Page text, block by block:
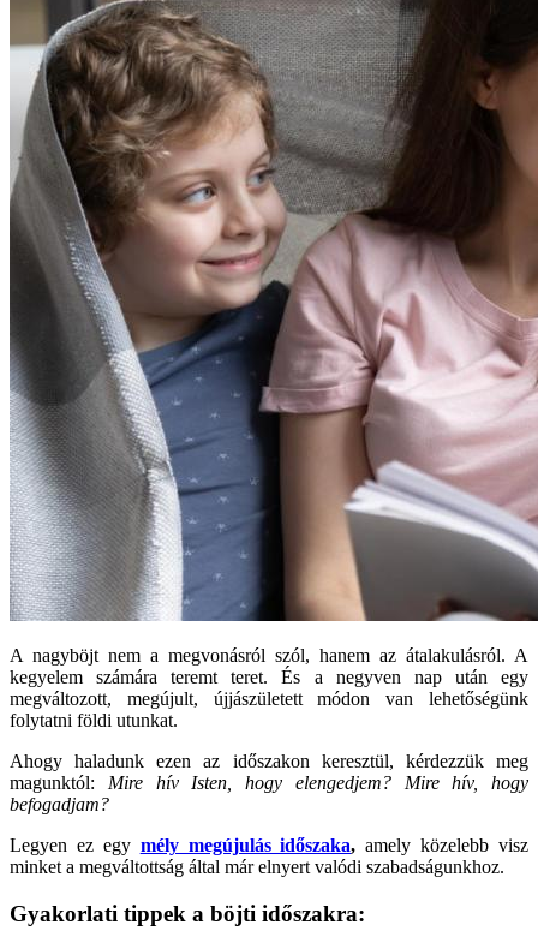
A nagyböjt nem a megvonásról szól, hanem az átalakulásról. A
kegyelem számára teremt teret. És a negyven nap után egy
megváltozott, megújult, újjászületett módon van lehetőségünk
folytatni földi utunkat.
Ahogy haladunk ezen az időszakon keresztül, kérdezzük meg
magunktól: Mire hív Isten, hogy elengedjem? Mire hív, hogy
befogadjam?
Legyen ez egy mély megújulás időszaka, amely közelebb visz
minket a megváltottság által már elnyert valódi szabadságunkhoz.
Gyakorlati tippek a böjti időszakra: